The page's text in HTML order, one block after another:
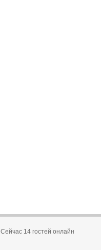
Сейчас 14 гостей онлайн